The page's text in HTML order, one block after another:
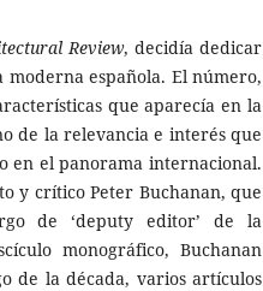
Review, decidía dedicar
española. El número,
que aparecía en la
de la relevancia e interés que
en el panorama internacional.
y crítico Peter Buchanan, que
de ‘deputy editor’ de la
monográfico, Buchanan
de la década, varios artículos